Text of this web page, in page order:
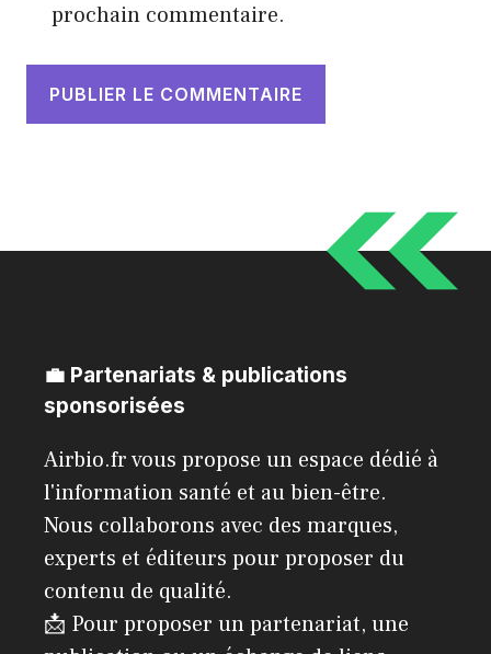
prochain commentaire.
💼 Partenariats & publications
sponsorisées
Airbio.fr vous propose un espace dédié à
l'information santé et au bien-être.
Nous collaborons avec des marques,
experts et éditeurs pour proposer du
contenu de qualité.
📩 Pour proposer un partenariat, une